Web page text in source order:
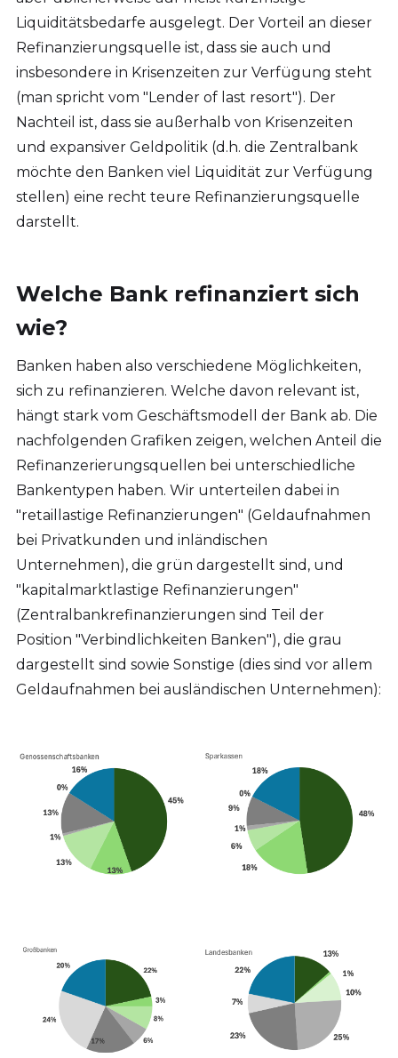
Liquiditätsbedarfe ausgelegt. Der Vorteil an dieser
Refinanzierungsquelle ist, dass sie auch und
insbesondere in Krisenzeiten zur Verfügung steht
(man spricht vom "Lender of last resort"). Der
Nachteil ist, dass sie außerhalb von Krisenzeiten
und expansiver Geldpolitik (d.h. die Zentralbank
möchte den Banken viel Liquidität zur Verfügung
stellen) eine recht teure Refinanzierungsquelle
darstellt.
Welche Bank refinanziert sich
wie?
Banken haben also verschiedene Möglichkeiten,
sich zu refinanzieren. Welche davon relevant ist,
hängt stark vom Geschäftsmodell der Bank ab. Die
nachfolgenden Grafiken zeigen, welchen Anteil die
Refinanzerierungsquellen bei unterschiedliche
Bankentypen haben. Wir unterteilen dabei in
"retaillastige Refinanzierungen" (Geldaufnahmen
bei Privatkunden und inländischen
Unternehmen), die grün dargestellt sind, und
"kapitalmarktlastige Refinanzierungen"
(Zentralbankrefinanzierungen sind Teil der
Position "Verbindlichkeiten Banken"), die grau
dargestellt sind sowie Sonstige (dies sind vor allem
Geldaufnahmen bei ausländischen Unternehmen):